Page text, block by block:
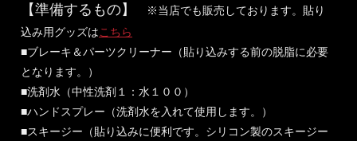
【準備するもの】
※当店でも販売しております。貼り
込み用グッズはこちら
■ブレーキ＆パーツクリーナー（貼り込みする前の脱脂に必要
となります。）
■洗剤水（中性洗剤１：水１００）
■ハンドスプレー（洗剤水を入れて使用します。）
■スキージー（貼り込みに便利です。シリコン製のスキージー